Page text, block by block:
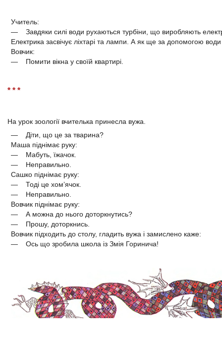
Учитель:
— Завдяки силі води рухаються турбіни, що виробляють
Електрика засвічує ліхтарі та лампи. А як ще за допомогою
Вовчик:
— Помити вікна у своїй квартирі.
* * *
На урок зоології вчителька принесла вужа.
— Діти, що це за тварина?
Маша піднімає руку:
— Мабуть, їжачок.
— Неправильно.
Сашко піднімає руку:
— Тоді це хом’ячок.
— Неправильно.
Вовчик піднімає руку:
— А можна до нього доторкнутись?
— Прошу, доторкнись.
Вовчик підходить до столу, гладить вужа і замислено каже:
— Ось що зробила школа із Змія Горинича!